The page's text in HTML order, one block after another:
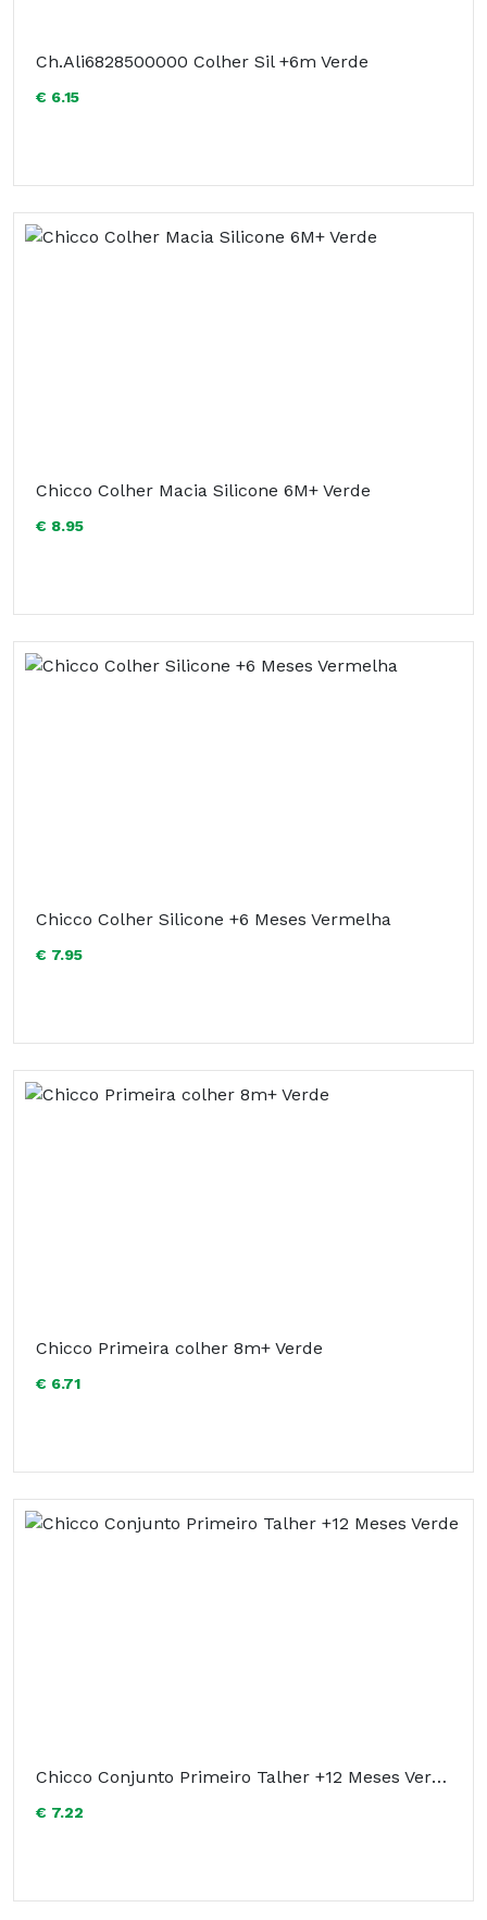
Ch.Ali6828500000 Colher Sil +6m Verde
€ 6.15
Chicco Colher Macia Silicone 6M+ Verde
€ 8.95
Chicco Colher Silicone +6 Meses Vermelha
€ 7.95
Chicco Primeira colher 8m+ Verde
€ 6.71
Chicco Conjunto Primeiro Talher +12 Meses Verde
€ 7.22